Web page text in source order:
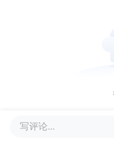
写评论...